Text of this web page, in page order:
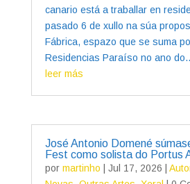
canario está a traballar en
pasado 6 de xullo na súa
Fábrica, espazo que se suma
Residencias Paraíso no ano
leer más
José Antonio Domené
Fest como solista do Portus
por martinho Jul 17, 2026